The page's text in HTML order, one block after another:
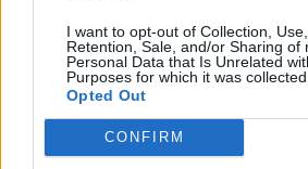
I want to opt-out of Collection, Use,
Retention, Sale, and/or Sharing of
Personal Data that Is Unrelated
Purposes for which it was collected.
Opted Out
CONFIRM
ARTICLES CONNEXES PLUS